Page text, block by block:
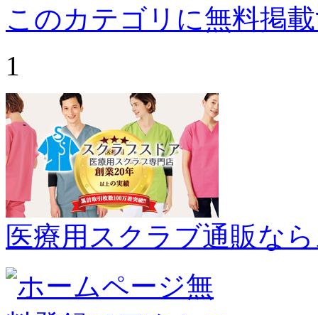
このカテゴリに無料掲
1
医療用スクラブ通販な